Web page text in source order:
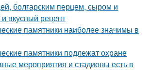
болгарским перцем, сыром и
вкусный рецепт
памятники наиболее значимы в
памятники подлежат охране
мероприятия и стадионы есть в